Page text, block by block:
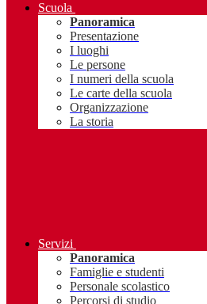
Scuola
Panoramica
Presentazione
I luoghi
Le persone
I numeri della scuola
Le carte della scuola
Organizzazione
La storia
Servizi
Panoramica
Famiglie e studenti
Personale scolastico
Percorsi di studio